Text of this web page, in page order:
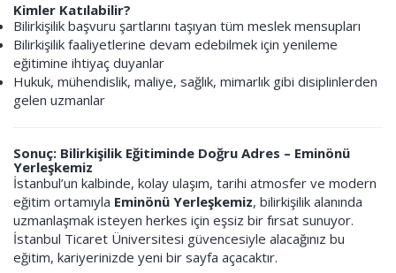
Kimler Katılabilir?
Bilirkişilik başvuru şartlarını taşıyan tüm meslek mensupları
Bilirkişilik faaliyetlerine devam edebilmek için yenileme
eğitimine ihtiyaç duyanlar
Hukuk, mühendislik, maliye, sağlık, mimarlık gibi disiplinlerden
gelen uzmanlar
Sonuç: Bilirkişilik Eğitiminde Doğru Adres – Eminönü
Yerleşkemiz
İstanbul’un kalbinde, kolay ulaşım, tarihi atmosfer ve modern
eğitim ortamıyla Eminönü Yerleşkemiz, bilirkişilik alanında
uzmanlaşmak isteyen herkes için eşsiz bir fırsat sunuyor.
İstanbul Ticaret Üniversitesi güvencesiyle alacağınız bu
eğitim, kariyerinizde yeni bir sayfa açacaktır.